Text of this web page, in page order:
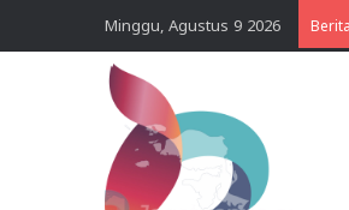
Minggu, Agustus 9 2026